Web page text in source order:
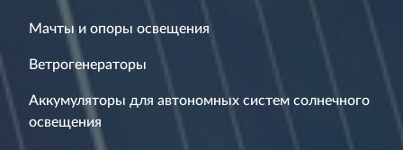
Мачты и опоры освещения
Ветрогенераторы
Аккумуляторы для автономных систем солнечного
освещения